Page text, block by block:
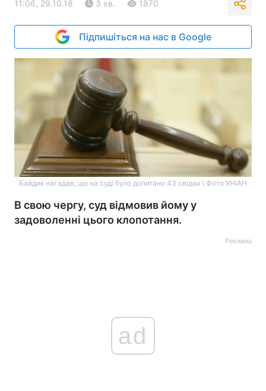
11:06, 29.10.18 3 хв. 1870
Підпишіться на нас в Google
Байдик нагадав, що на суді було допитано 43 свідки \ Фото УНІАН
В свою чергу, суд відмовив йому у
задоволенні цього клопотання.
Реклама
ad